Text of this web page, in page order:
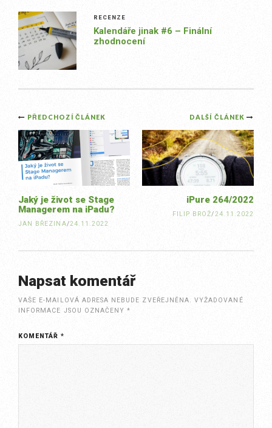
RECENZE
Kalendáře jinak #6 – Finální
zhodnocení
Post
navigation
DALŠÍ ČLÁNEK
iPure 264/2022
FILIP BROŽ/24.11.2022
PŘEDCHOZÍ ČLÁNEK
Jaký je život se Stage
Managerem na iPadu?
JAN BŘEZINA/24.11.2022
Napsat komentář
VAŠE E-MAILOVÁ ADRESA NEBUDE ZVEŘEJNĚNA. VYŽADOVANÉ
INFORMACE JSOU OZNAČENY*
KOMENTÁŘ*